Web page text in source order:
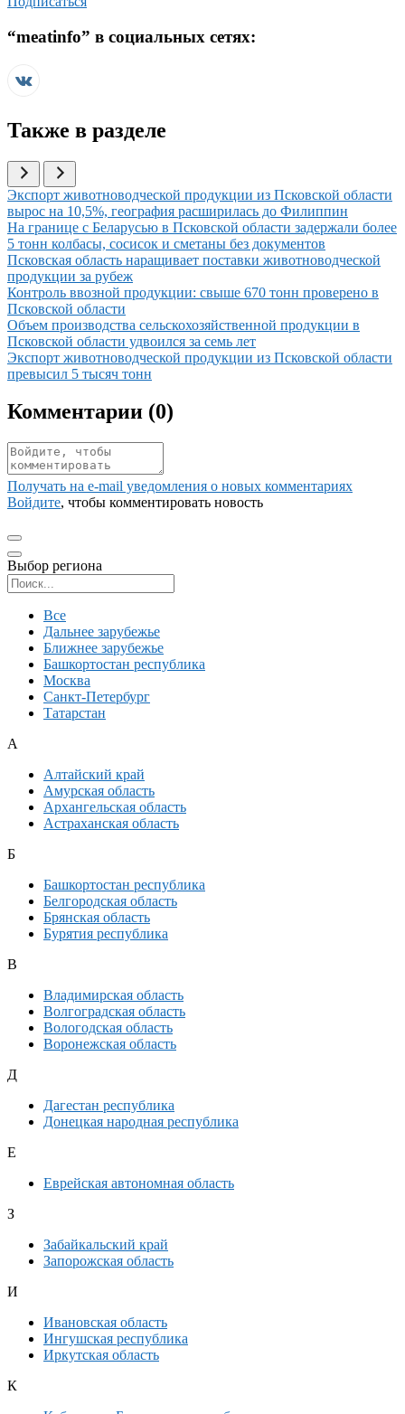
“meatinfo” в социальных сетях:
Также в разделе
Иллюстрация новости
Экспорт животноводческой продукции из Псковской области
вырос на 10,5%, география расширилась до Филиппин
Иллюстрация новости
На границе с Беларусью в Псковской области задержали более
5 тонн колбасы, сосисок и сметаны без документов
Иллюстрация новости
Псковская область наращивает поставки животноводческой
продукции за рубеж
Иллюстрация новости
Контроль ввозной продукции: свыше 670 тонн проверено в
Псковской области
Иллюстрация новости
Объем производства сельскохозяйственной продукции в
Псковской области удвоился за семь лет
Иллюстрация новости
Экспорт животноводческой продукции из Псковской области
превысил 5 тысяч тонн
Комментарии (0)
Получать на e‑mail уведомления о новых комментариях
Войдите, чтобы комментировать новость
Выбор региона
Все
Дальнее зарубежье
Ближнее зарубежье
Башкортостан республика
Москва
Санкт-Петербург
Татарстан
А
Алтайский край
Амурская область
Архангельская область
Астраханская область
Б
Башкортостан республика
Белгородская область
Брянская область
Бурятия республика
В
Владимирская область
Волгоградская область
Вологодская область
Воронежская область
Д
Дагестан республика
Донецкая народная республика
Е
Еврейская автономная область
З
Забайкальский край
Запорожская область
И
Ивановская область
Ингушская республика
Иркутская область
К